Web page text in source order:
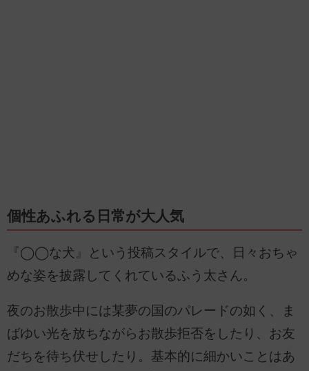
個性あふれる日常が大人気
『◯◯な犬』という投稿スタイルで、日々おちゃ
めな姿を披露してくれているふう太さん。
夜のお散歩中には某夢の国のパレードの如く、ま
ばゆい光を放ちながらお散歩拒否をしたり、お友
だちを待ち伏せしたり。基本的に細かいことはあ